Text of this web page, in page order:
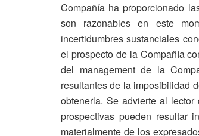
Compañía ha proporcionado
son razonables en este
incertidumbres sustanciales
el prospecto de la Compañía
del management de la
resultantes de la imposibilidad
obtenerla. Se advierte al
prospectivas pueden resultar
materialmente de los